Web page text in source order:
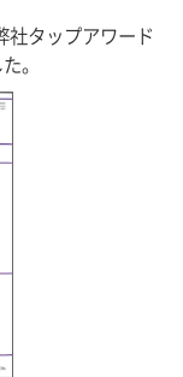
社タップアワード
。